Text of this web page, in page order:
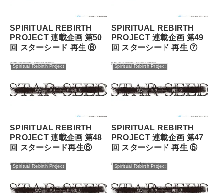
SPIRITUAL REBIRTH
PROJECT 連載企画 第50
回 スターシード 再⽣ ⑧
SPIRITUAL REBIRTH
PROJECT 連載企画 第49
回 スターシード 再⽣ ⑦
Spiritual Rebirth Project
SPIRITUAL REBIRTH
PROJECT 連載企画 第48
回 スターシード再⽣⑥
Spiritual Rebirth Project
SPIRITUAL REBIRTH
PROJECT 連載企画 第47
回 スターシード 再⽣ ⑤
Spiritual Rebirth Project Spiritual Rebirth Project